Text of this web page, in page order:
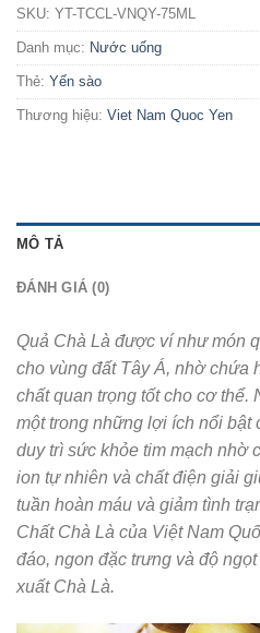
SKU: YT-TCCL-VNQY-75ML
Danh mục: Nước uống
Thẻ: Yến sào
Thương hiệu: Viet Nam Quoc Yen
MÔ TẢ
ĐÁNH GIÁ (0)
Quả Chà Là được ví như món
cho vùng đất Tây Á, nhờ chứa
chất quan trọng tốt cho cơ thể.
một trong những lợi ích nổi bật
duy trì sức khỏe tim mạch nhờ
ion tự nhiên và chất điện giải
tuần hoàn máu và giảm tình
Chất Chà Là của Việt Nam
đáo, ngon đặc trưng và độ
xuất Chà Là.